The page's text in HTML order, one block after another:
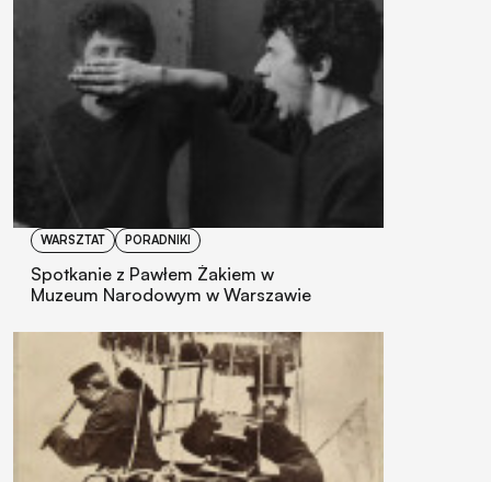
WARSZTAT PORADNIKI
Spotkanie z Pawłem Żakiem w
Muzeum Narodowym w Warszawie